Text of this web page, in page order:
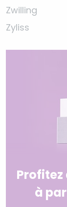
Zwilling
Zyliss
à